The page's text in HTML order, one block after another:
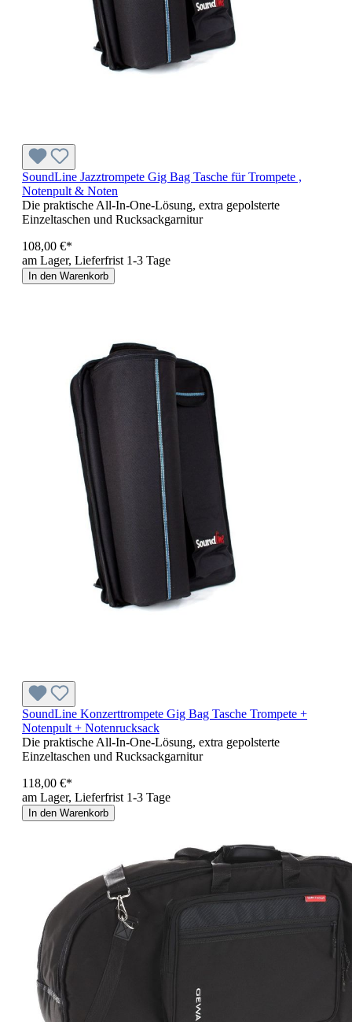
SoundLine Jazztrompete Gig Bag Tasche für Trompete ,
Notenpult & Noten
Die praktische All-In-One-Lösung, extra gepolsterte
Einzeltaschen und Rucksackgarnitur
108,00 €*
am Lager, Lieferfrist 1-3 Tage
In den Warenkorb
SoundLine Konzerttrompete Gig Bag Tasche Trompete +
Notenpult + Notenrucksack
Die praktische All-In-One-Lösung, extra gepolsterte
Einzeltaschen und Rucksackgarnitur
118,00 €*
am Lager, Lieferfrist 1-3 Tage
In den Warenkorb